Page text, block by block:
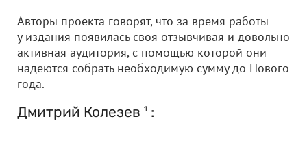
Авторы проекта говорят, что за время работы
у издания появилась своя отзывчивая и довольно
активная аудитория, с помощью которой они
надеются собрать необходимую сумму до Нового
года.
Дмитрий Колезев 1 :